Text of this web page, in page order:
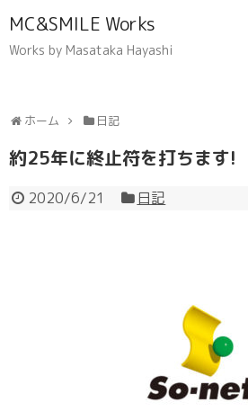
MC&SMILE Works
Works by Masataka Hayashi
ホーム 日記
約25年に終止符を打ちます!
2020/6/21 日記